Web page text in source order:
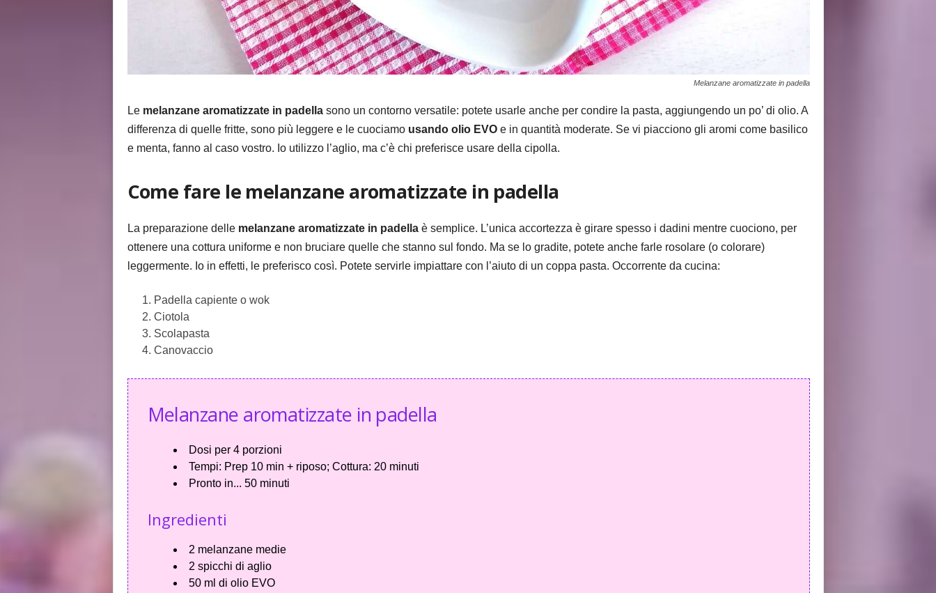
Melanzane aromatizzate in padella
Le melanzane aromatizzate in padellasono un contorno versatile: potete usarle anche per condire la pasta, aggiungendo un po’ di olio. A
differenza di quelle fritte, sono più leggere e le cuociamo usando olio EVOe in quantità moderate. Se vi piacciono gli aromi come basilico
e menta, fanno al caso vostro. Io utilizzo l’aglio, ma c’è chi preferisce usare della cipolla.
Come fare le melanzane aromatizzate in padella
La preparazione delle melanzane aromatizzate in padellaè semplice. L’unica accortezza è girare spesso i dadini mentre cuociono, per
ottenere una cottura uniforme e non bruciare quelle che stanno sul fondo. Ma se lo gradite, potete anche farle rosolare (o colorare)
leggermente. Io in effetti, le preferisco così. Potete servirle impiattare con l’aiuto di un coppa pasta. Occorrente da cucina:
Padella capiente o wok
Ciotola
Scolapasta
Canovaccio
Melanzane aromatizzate in padella
Dosi per4 porzioni
Tempi: Prep 10 min + riposo; Cottura: 20 minuti
Pronto in... 50 minuti
Ingredienti
2 melanzane medie
2 spicchi di aglio
50 ml di olio EVO